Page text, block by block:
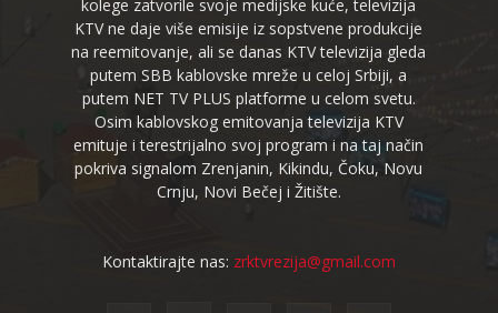
kolege zatvorile svoje medijske kuće, televizija
KTV ne daje više emisije iz sopstvene produkcije
na reemitovanje, ali se danas KTV televizija gleda
putem SBB kablovske mreže u celoj Srbiji, a
putem NET TV PLUS platforme u celom svetu.
Osim kablovskog emitovanja televizija KTV
emituje i terestrijalno svoj program i na taj način
pokriva signalom Zrenjanin, Kikindu, Čoku, Novu
Crnju, Novi Bečej i Žitište.
Kontaktirajte nas: zrktvrezija@gmail.com